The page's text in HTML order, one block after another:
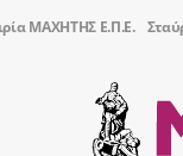
ΜΑΧΗΤΗΣ Ε.Π.Ε.